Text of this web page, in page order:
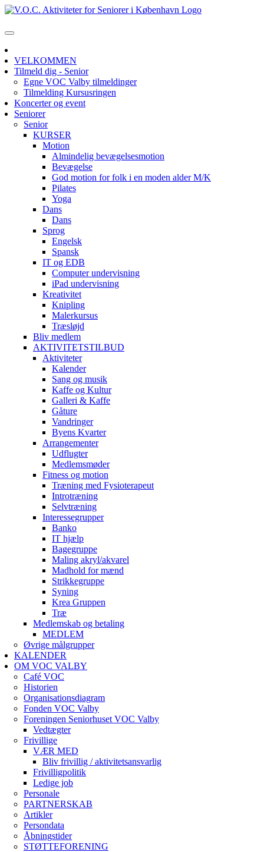
VELKOMMEN
Tilmeld dig - Senior
Egne VOC Valby tilmeldinger
Tilmelding Kursusringen
Koncerter og event
Seniorer
Senior
KURSER
Motion
Almindelig bevægelsesmotion
Bevægelse
God motion for folk i en moden alder M/K
Pilates
Yoga
Dans
Dans
Sprog
Engelsk
Spansk
IT og EDB
Computer undervisning
iPad undervisning
Kreativitet
Knipling
Malerkursus
Træsløjd
Bliv medlem
AKTIVITETSTILBUD
Aktiviteter
Kalender
Sang og musik
Kaffe og Kultur
Galleri & Kaffe
Gåture
Vandringer
Byens Kvarter
Arrangementer
Udflugter
Medlemsmøder
Fitness og motion
Træning med Fysioterapeut
Introtræning
Selvtræning
Interessegrupper
Banko
IT hjælp
Bagegruppe
Maling akryl/akvarel
Madhold for mænd
Strikkegruppe
Syning
Krea Gruppen
Træ
Medlemskab og betaling
MEDLEM
Øvrige målgrupper
KALENDER
OM VOC VALBY
Café VOC
Historien
Organisationsdiagram
Fonden VOC Valby
Foreningen Seniorhuset VOC Valby
Vedtægter
Frivillige
VÆR MED
Bliv frivillig / aktivitetsansvarlig
Frivilligpolitik
Ledige job
Personale
PARTNERSKAB
Artikler
Persondata
Åbningstider
STØTTEFORENING